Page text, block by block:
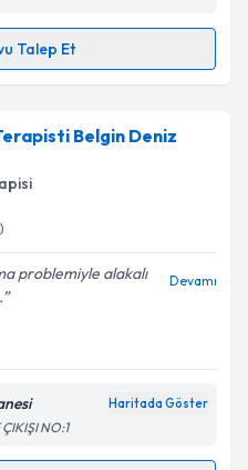
verilerimin belirtilen
kabul ediyorum.
Talep Et
Sena Kurtulmuşiçin
Size bu uzmandan
hazırlandığında e-
ilişkin
verilerimin belirtilen
kabul ediyorum.
Belgin Deniz
problemiyle alakalı
Devamı
Haritada Göster
NO:1